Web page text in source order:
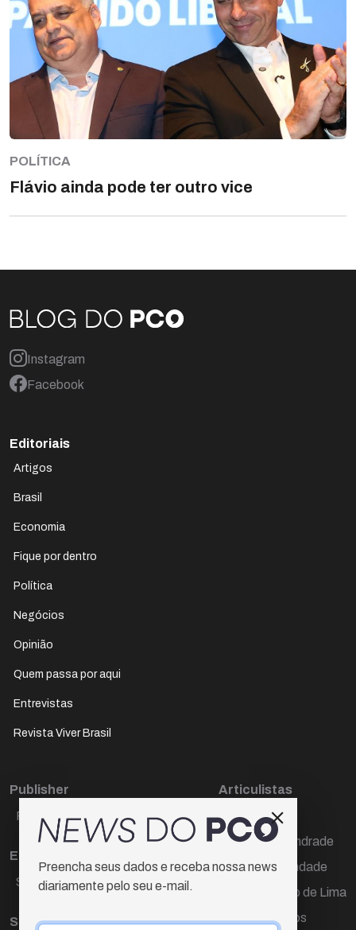
POLÍTICA
Flávio ainda pode ter outro vice
Instagram
Facebook
Editoriais
Artigos
Brasil
Economia
Fique por dentro
Política
Negócios
Opinião
Quem passa por aqui
Entrevistas
Revista Viver Brasil
Publisher
Paulo Cesar de Oliveira
Editora Chefe
Sueli Cotta
Sub-editora
Articulistas
Décio Freire
Dr Marcos Andrade
Hamilton Trindade
Igor Carvalho de Lima
Mario Campos
Preencha seus dados e receba nossa news
diariamente pelo seu e-mail.